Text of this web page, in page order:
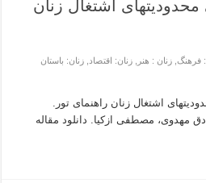
اشتغال زنان
: فرهنگ ,زنان : هنر ,زنان: اقتصاد ,زنان: باستان
اشتغال زنان راهنمای تور.
مهدوی، مصطفی ازکیا. دانلود مقاله